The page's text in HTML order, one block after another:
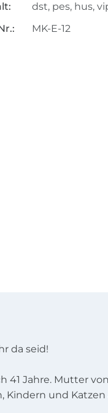
dst, pes, hus,
MK-E-12
da seid!
41 Jahre. Mutter
Kindern und Katzen